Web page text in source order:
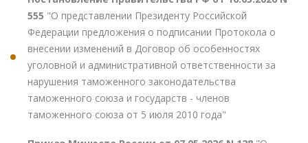
555 "О представлении Президенту Российской
Федерации предложения о подписании Протокола о
внесении изменений в Договор об особенностях
уголовной и административной ответственности за
нарушения таможенного законодательства
таможенного союза и государств - членов
таможенного союза от 5 июля 2010 года"